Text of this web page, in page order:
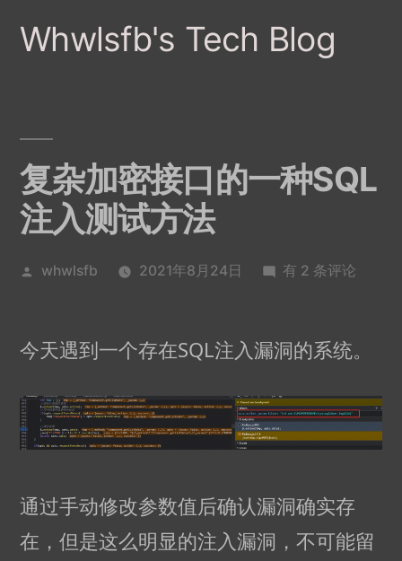
Whwlsfb's Tech Blog
复杂加密接口的一种SQL
注入测试方法
发
whwlsfb 2021年8月24日
复
密
口
的
一
SQL
注
入
有 2 条评论
今天遇到一个存在SQL注入漏洞的系统。
通过手动修改参数值后确认漏洞确实存
在，但是这么明显的注入漏洞，不可能留